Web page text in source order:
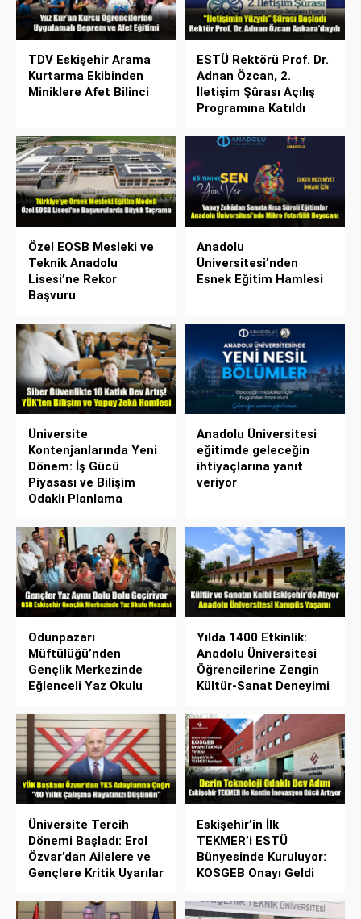
TDV Eskişehir Arama
Kurtarma Ekibinden
Miniklere Afet Bilinci
ESTÜ Rektörü Prof. Dr.
Adnan Özcan, 2.
İletişim Şûrası Açılış
Programına Katıldı
Özel EOSB Mesleki ve
Teknik Anadolu
Lisesi’ne Rekor
Başvuru
Anadolu
Üniversitesi’nden
Esnek Eğitim Hamlesi
Üniversite
Kontenjanlarında Yeni
Dönem: İş Gücü
Piyasası ve Bilişim
Odaklı Planlama
Anadolu Üniversitesi
eğitimde geleceğin
ihtiyaçlarına yanıt
veriyor
Odunpazarı
Müftülüğü’nden
Gençlik Merkezinde
Eğlenceli Yaz Okulu
Yılda 1400 Etkinlik:
Anadolu Üniversitesi
Öğrencilerine Zengin
Kültür-Sanat Deneyimi
Üniversite Tercih
Dönemi Başladı: Erol
Özvar’dan Ailelere ve
Gençlere Kritik Uyarılar
Eskişehir’in İlk
TEKMER’i ESTÜ
Bünyesinde Kuruluyor:
KOSGEB Onayı Geldi